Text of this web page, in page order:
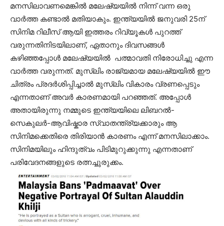
മനസിലാവണമെങ്കിൽ മലേഷ്യയിൽ നിന്ന് വന്ന ഒരു
വാർത്ത കണ്ടാൽ മതിയാകും. ഇന്ത്യയിൽ ജനുവരി 25ന്
സിനിമ റിലീസ് ആയി ഇത്തരം റിവ്യൂകൾ പുറത്ത്
വരുന്നതിനിടയിലാണ്, ഏതാനും ദിവസങ്ങൾ
കഴിഞ്ഞപ്പോൾ മലേഷ്യയിൽ പത്മാവതി നിരോധിച്ചു എന്ന
വാർത്ത വരുന്നത്. മുസ്ലിം രാജ്യമായ മലേഷ്യയിൽ ഈ
ചിത്രം പ്രദർശിപ്പിച്ചാൽ മുസ്ലിം വികാരം വ്രണപ്പെടും
എന്നതാണ് അവർ കാരണമായി പറഞ്ഞത്. അപ്പോൾ
അതായിരുന്നു നമ്മുടെ ഇന്ത്യയിലെ ലിബറൽ-
സെകുലർ-ആവിഷ്കാര സ്വാതന്ത്ര്യക്കാരും ആ
സിനിമക്കെതിരെ തിരിയാൻ കാരണം എന്ന് മനസിലാക്കാം.
സിനിമയിലും ഹിന്ദുത്വം പിടിമുറുക്കുന്നു എന്നതാണ്
പരിവേദനങ്ങളുടെ രത്നച്ചുരുക്കം.